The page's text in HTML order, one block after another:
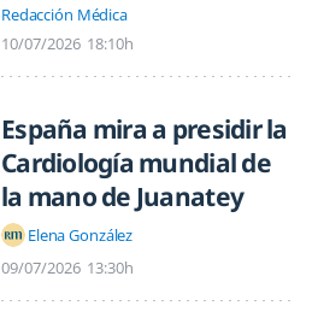
Redacción Médica
10/07/2026 18:10h
España mira a presidir la
Cardiología mundial de
la mano de Juanatey
Elena González
09/07/2026 13:30h